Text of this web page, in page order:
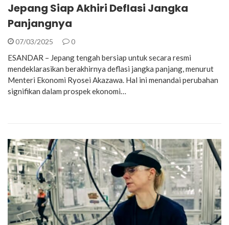
Jepang Siap Akhiri Deflasi Jangka
Panjangnya
07/03/2025 0
ESANDAR – Jepang tengah bersiap untuk secara resmi
mendeklarasikan berakhirnya deflasi jangka panjang, menurut
Menteri Ekonomi Ryosei Akazawa. Hal ini menandai perubahan
signifikan dalam prospek ekonomi…